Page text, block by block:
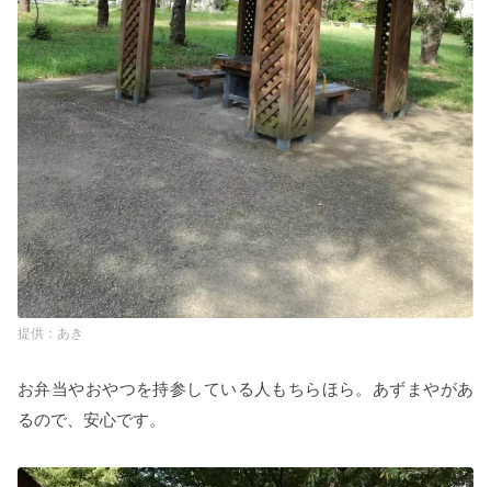
あき
お弁当やおやつを持参している人もちらほら。あずまやがあ
るので、安心です。